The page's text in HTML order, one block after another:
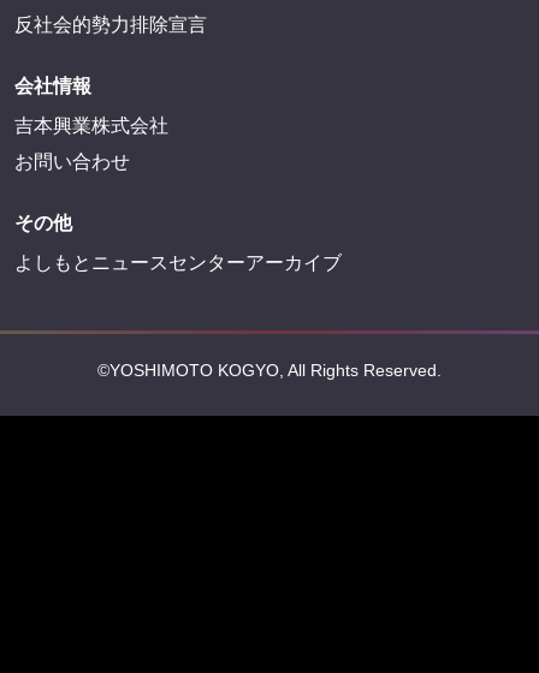
反社会的勢力排除宣言
会社情報
吉本興業株式会社
お問い合わせ
その他
よしもとニュースセンターアーカイブ
©YOSHIMOTO KOGYO, All Rights Reserved.